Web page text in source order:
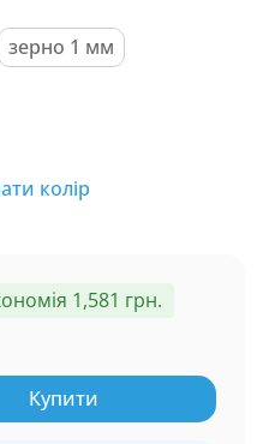
зерно 1 мм
колір
1,581 грн.
Купити